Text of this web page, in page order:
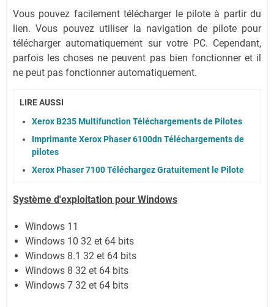
Vous pouvez facilement télécharger le pilote à partir du
lien.Vous pouvez utiliser la navigation de pilote pour
télécharger automatiquement sur votre PC. Cependant,
parfois les choses ne peuvent pas bien fonctionner et il
ne peut pas fonctionner automatiquement.
LIRE AUSSI
Xerox B235 Multifunction Téléchargements de Pilotes
Imprimante Xerox Phaser 6100dn Téléchargements de
pilotes
Xerox Phaser 7100 Téléchargez Gratuitement le Pilote
Système d'exploitation pour Windows
Windows 11
Windows 10 32 et 64 bits
Windows 8.1 32 et 64 bits
Windows 8 32 et 64 bits
Windows 7 32 et 64 bits